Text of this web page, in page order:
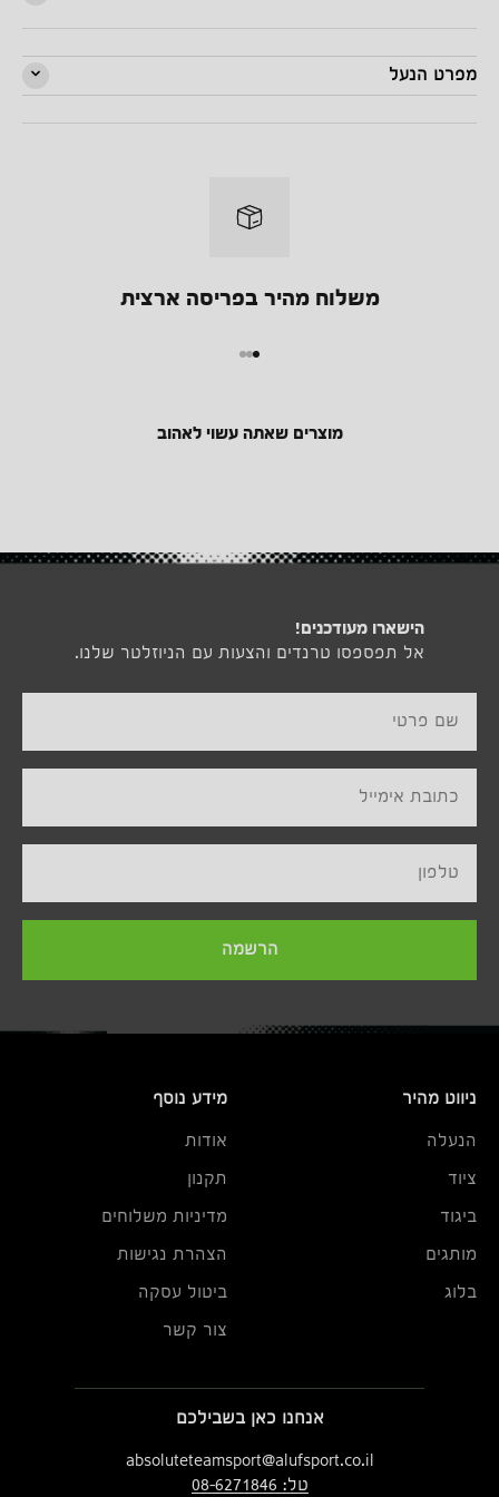
מפרט הנעל
משלוח מהיר בפריסה ארצית
מוצרים שאתה עשוי לאהוב
הישארו מעודכנים!
אל תפספסו טרנדים והצעות עם הניוזלטר שלנו.
שם פרטי
כתובת אימייל
טלפון
הרשמה
ניווט מהיר
הנעלה
ציוד
ביגוד
מותגים
בלוג
מידע נוסף
אודות
תקנון
מדיניות משלוחים
הצהרת נגישות
ביטול עסקה
צור קשר
אנחנו כאן בשבילכם
absoluteteamsport@alufsport.co.il
טל: 08-6271846